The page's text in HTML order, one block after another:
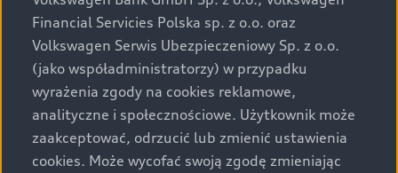
za dopłatą. Wiążące ustalenie ceny, wyposażenia i
specyfikacji pojazdu następują w umowie sprzedaży, a
określenie parametrów technicznych zawiera
świadectwo homologacji typu pojazdu. Zastrzegamy
sobie prawo do zmian i pomyłek. Wszelkie informacje
prezentowane na stronie są aktualne na dzień ich
zamieszczania. W celu uzyskania najnowszych
informacji prosimy kontaktować się z Partnerem Marki
Financial Servicies Polska sp. z o.o. oraz
Volkswagen Serwis Ubezpieczeniowy Sp. z o.o.
(jako współadministratorzy) w przypadku
wyrażenia zgody na cookies reklamowe,
analityczne i społecznościowe. Użytkownik może
zaakceptować, odrzucić lub zmienić ustawienia
cookies. Może wycofać swoją zgodę zmieniając